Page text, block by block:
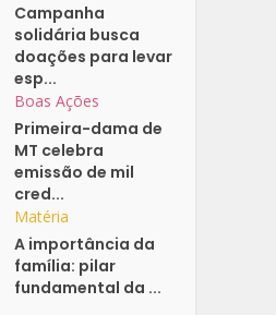
Campanha
solidária busca
doações para levar
esp...
Boas Ações
Primeira-dama de
MT celebra
emissão de mil
cred...
Matéria
A importância da
família: pilar
fundamental da ...